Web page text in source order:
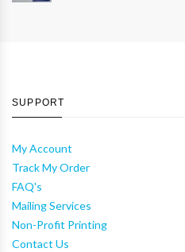
SUPPORT
My Account
Track My Order
FAQ's
Mailing Services
Non-Profit Printing
Contact Us